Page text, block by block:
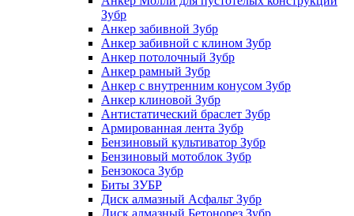
Зубр
Анкер забивной Зубр
Анкер забивной с клином Зубр
Анкер потолочный Зубр
Анкер рамный Зубр
Анкер с внутренним конусом Зубр
Анкер клиновой Зубр
Антистатический браслет Зубр
Армированная лента Зубр
Бензиновый культиватор Зубр
Бензиновый мотоблок Зубр
Бензокоса Зубр
Биты ЗУБР
Диск алмазный Асфальт Зубр
Диск алмазный Бетонорез Зубр